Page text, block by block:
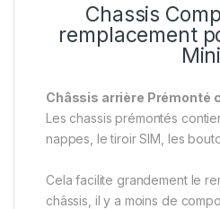
Chassis
remplacement
Mini
Châssis arrière Prémonté
Les chassis prémontés
nappes, le tiroir SIM, les
Cela facilite grandement le
châssis, il y a moins de